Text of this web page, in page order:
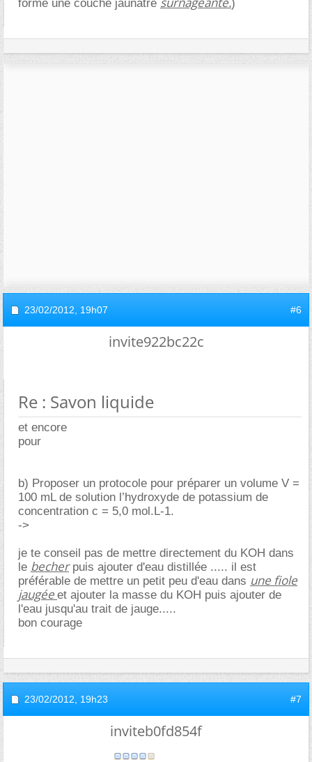
forme une couche jaunâtre )
23/02/2012, 19h07 #6
invite922bc22c
Re : Savon liquide
et encore
pour
b) Proposer un protocole pour préparer un volume V =
100 mL de solution l’hydroxyde de potassium de
concentration c = 5,0 mol.L-1.
->
je te conseil pas de mettre directement du KOH dans
le becherpuis ajouter d'eau distillée ..... il est
préférable de mettre un petit peu d'eau dans une fiole
jaugée et ajouter la masse du KOH puis ajouter de
l'eau jusqu'au trait de jauge.....
bon courage
23/02/2012, 19h23 #7
inviteb0fd854f